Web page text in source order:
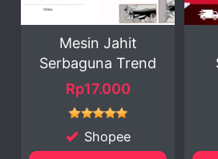
Trend
Konsol Game
SMOON 120P
Rp328.000